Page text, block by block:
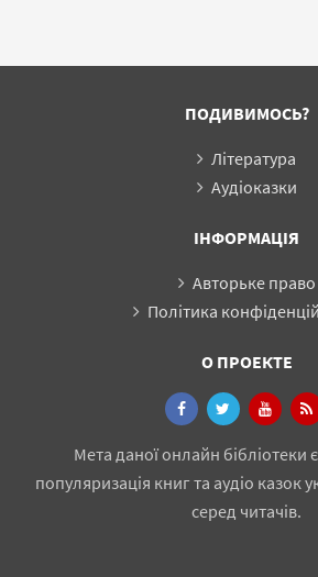
ПОДИВИМОСЬ?
Література
Аудіоказки
ІНФОРМАЦІЯ
Авторьке право
Політика
О ПРОЕКТЕ
Мета даної онлайн бібліотеки
популяризація книг та аудіо казок
серед читачів.